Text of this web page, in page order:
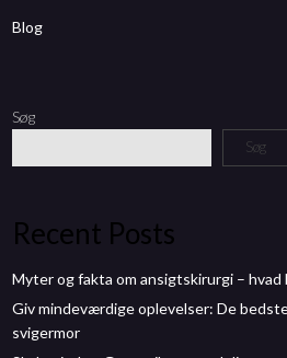
Blog
Søg
Søg
Recent Posts
Myter og fakta om ansigtskirurgi – hvad
Giv mindeværdige oplevelser: De
svigermor